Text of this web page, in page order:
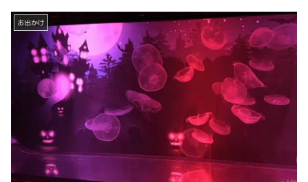
お出かけ